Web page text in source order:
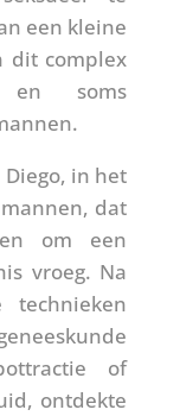
een kleine
dit complex
en soms
in het
dat
om een
vroeg. Na
technieken
of
ontdekte